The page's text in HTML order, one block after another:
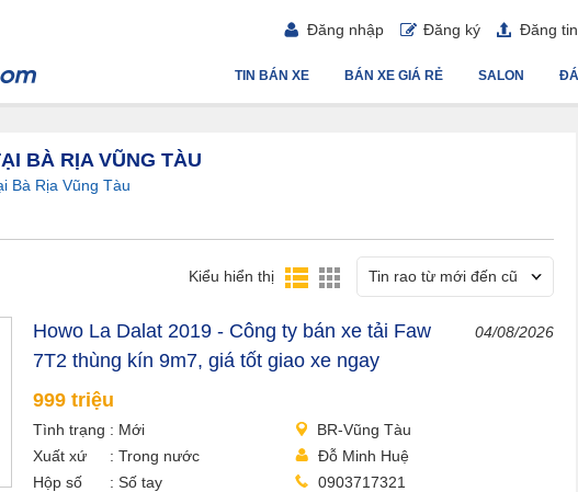
Đăng nhập Đăng ký Đăng tin
SALON
BÁN XE GIÁ RẺ
TIN BÁN XE
BÀ RỊA VŨNG TÀU
Bà Rịa Vũng Tàu
Tin rao từ mới đến cũ
Kiểu hiển thị
Howo La Dalat 2019 - Công ty bán xe tải Faw
7T2 thùng kín 9m7, giá tốt giao xe ngay
04/08/2026
999 triệu
Tình trạng
Mới
Xuất xứ
Trong nước
Hộp số
Số tay
BR-Vũng Tàu
Đỗ Minh Huệ
0903717321